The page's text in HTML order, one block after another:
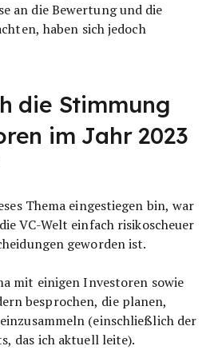
an die Bewertung und die
haben sich jedoch
die Stimmung
im Jahr 2023
Thema eingestiegen bin, war
VC-Welt einfach risikoscheuer
geworden ist.
mit einigen Investoren sowie
besprochen, die planen,
(einschließlich der
das ich aktuell leite).